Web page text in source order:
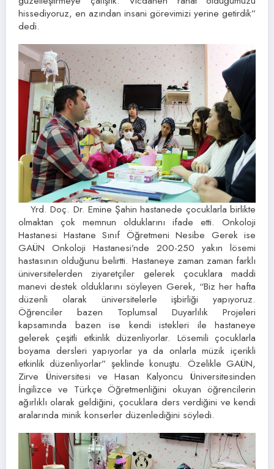
hissediyoruz, en azından insani görevimizi yerine getirdik”
dedi.
Yrd. Doç. Dr. Emine Şahin hastanede çocuklarla birlikte
olmaktan çok memnun olduklarını ifade etti. Onkoloji
Hastanesi Hastane Sınıf Öğretmeni Nesibe Gerek ise
GAÜN Onkoloji Hastanesi’nde 200-250 yakın lösemi
hastasının olduğunu belirtti. Hastaneye zaman zaman farklı
üniversitelerden ziyaretçiler gelerek çocuklara maddi
manevi destek olduklarını söyleyen Gerek, “Biz her hafta
düzenli olarak üniversitelerle işbirliği yapıyoruz.
Öğrenciler bazen Toplumsal Duyarlılık Projeleri
kapsamında bazen ise kendi istekleri ile hastaneye
gelerek çeşitli etkinlik düzenliyorlar. Lösemili çocuklarla
boyama dersleri yapıyorlar ya da onlarla müzik içerikli
etkinlik düzenliyorlar” şeklinde konuştu. Özelikle GAÜN,
Zirve Üniversitesi ve Hasan Kalyoncu Üniversitesinden
İngilizce ve Türkçe Öğretmenliğini okuyan öğrencilerin
ağırlıklı olarak geldiğini, çocuklara ders verdiğini ve kendi
aralarında minik konserler düzenlediğini söyledi.